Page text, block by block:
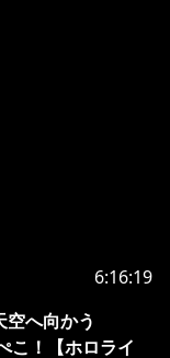
6:16:19
へ向かう
こ！【ホロライ